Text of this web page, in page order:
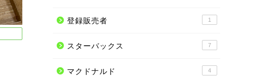
登録販売者 1
スターバックス 7
マクドナルド 4